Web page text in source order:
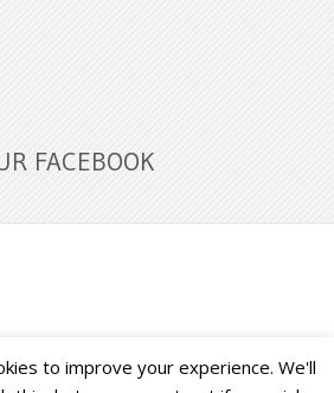
FACEBOOK
to improve your experience. We'll